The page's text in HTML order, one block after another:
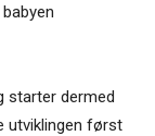
starter dermed
utviklingen først